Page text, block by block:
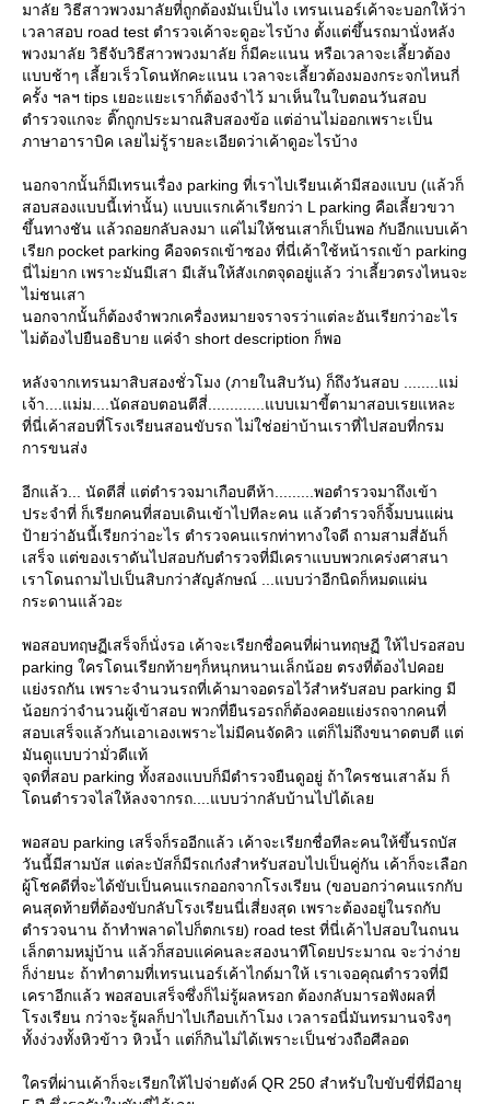
มาลัย วิธีสาวพวงมาลัยที่ถูกต้องมันเป็นไง เทรนเนอร์เค้าจะบอกให้ว่า
เวลาสอบ road test ตำรวจเค้าจะดูอะไรบ้าง ตั้งแต่ขึ้นรถมานั่งหลัง
พวงมาลัย วิธีจับวิธีสาวพวงมาลัย ก็มีคะแนน หรือเวลาจะเลี้ยวต้อง
บบช้าๆ เลี้ยวเร็วโดนหักคะแนน เวลาจะเลี้ยวต้องมองกระจกไหนกี่
ครั้ง ฯลฯ tips เยอะแยะเราก็ต้องจำไว้ มาเห็นในใบตอนวันสอบ
ตำรวจแกจะ ติ๊กถูกประมาณสิบสองข้อ แต่อ่านไม่ออกเพราะเป็น
ภาษาอาราบิค เลยไม่รู้รายละเอียดว่าเค้าดูอะไรบ้าง
นอกจากนั้นก็มีเทรนเรื่อง parking ที่เราไปเรียนเค้ามีสองแบบ (แล้วก็
สอบสองแบบนี้เท่านั้น) แบบแรกเค้าเรียกว่า L parking คือเลี้ยวขวา
ขึ้นทางชัน แล้วถอยกลับลงมา แค่ไม่ให้ชนเสาก็เป็นพอ กับอีกแบบเค้า
เรียก pocket parking คือจดรถเข้าซอง ที่นี่เค้าใช้หน้ารถเข้า parking
นี่ไม่ยาก เพราะมันมีเสา มีเส้นให้สังเกตจุดอยู่แล้ว ว่าเลี้ยวตรงไหนจะ
ไม่ชนเสา
นอกจากนั้นก็ต้องจำพวกเครื่องหมายจราจรว่าแต่ละอันเรียกว่าอะไร
ไม่ต้องไปยืนอธิบาย แค่จำ short description ก็พอ
หลังจากเทรนมาสิบสองชั่วโมง (ภายในสิบวัน) ก็ถึงวันสอบ ........แม่
เจ้า....แม่ม....นัดสอบตอนตีสี่.............แบบเมาขี้ตามาสอบเรยแหละ
ที่นี่เค้าสอบที่โรงเรียนสอนขับรถ ไม่ใช่อย่าบ้านเราที่ไปสอบที่กรม
การขนส่ง
อีกแล้ว... นัดตีสี่ แต่ตำรวจมาเกือบตีห้า.........พอตำรวจมาถึงเข้า
ประจำที่ ก็เรียกคนที่สอบเดินเข้าไปทีละคน แล้วตำรวจก็จิ้มบนแผ่น
ป้ายว่าอันนี้เรียกว่าอะไร ตำรวจคนแรกท่าทางใจดี ถามสามสี่อันก็
เสร็จ แต่ของเราดันไปสอบกับตำรวจที่มีเคราแบบพวกเคร่งศาสนา
เราโดนถามไปเป็นสิบกว่าสัญลักษณ์ ...แบบว่าอีกนิดก็หมดแผ่น
กระดานแล้วอะ
พอสอบทฤษฏีเสร็จก็นั่งรอ เค้าจะเรียกชื่อคนที่ผ่านทฤษฏี ให้ไปรอสอบ
parking ใครโดนเรียกท้ายๆก็หนุกหนานเล็กน้อย ตรงที่ต้องไปคอ
่งรถกัน เพราะจำนวนรถที่เค้ามาจอดรอไว้สำหรับสอบ parking มี
น้อยกว่าจำนวนผู้เข้าสอบ พวกที่ยืนรอรถก็ต้องคอยแย่งรถจากคนที่
สอบเสร็จแล้วกันเอาเองเพราะไม่มีคนจัดคิว แต่ก็ไม่ถึงขนาดตบตี แต่
มันดูแบบว่ามั่วดีแท้
จุดที่สอบ parking ทั้งสองแบบก็มีตำรวจยืนดูอยู่ ถ้าใครชนเสาล้ม ก็
ดนตำรวจไล่ให้ลงจากรถ....แบบว่ากลับบ้านไปได้เล
พอสอบ parking เสร็จก็รออีกแล้ว เค้าจะเรียกชื่อทีละคนให้ขึ้นรถบัส
วันนี้มีสามบัส แต่ละบัสก็มีรถเก๋งสำหรับสอบไปเป็นคู่กัน เค้าก็จะเลือก
ผู้โชคดีที่จะได้ขับเป็นคนแรกออกจากโรงเรียน (ขอบอกว่าคนแรกกับ
คนสุดท้ายที่ต้องขับกลับโรงเรียนนี่เสี่ยงสุด เพราะต้องอยู่ในรถกับ
ตำรวจนาน ถ้าทำพลาดไปก็ตกเรย) road test ที่นี่เค้าไปสอบในถนน
เล็กตามหมู่บ้าน แล้วก็สอบแค่คนละสองนาทีโดยประมาณ จะว่าง่า
ก็ง่ายนะ ถ้าทำตามที่เทรนเนอร์เค้าไกด์มาให้ เราเจอคุณตำรวจที่มี
เคราอีกแล้ว พอสอบเสร็จซึ่งก็ไม่รู้ผลหรอก ต้องกลับมารอฟังผลที่
รงเรียน กว่าจะรู้ผลก็ปาไปเกือบเก้าโมง เวลารอนี่มันทรมานจริงๆ
ทั้งง่วงทั้งหิวข้าว หิวน้ำ แต่ก็กินไม่ได้เพราะเป็นช่วงถือศีลอด
ครที่ผ่านเค้าก็จะเรียกให้ไปจ่ายตังค์ QR 250 สำหรับใบขับขี่ที่มีอายุ